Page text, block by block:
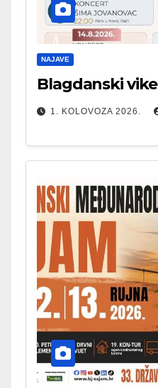
NAJAVE
Blagdanski
1. KOLOVOZA 2026.